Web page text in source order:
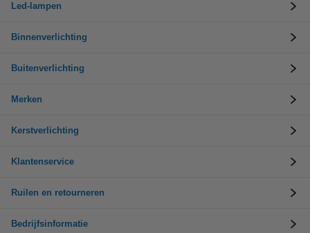
Led-lampen
Binnenverlichting
Buitenverlichting
Merken
Kerstverlichting
Klantenservice
Ruilen en retourneren
Bedrijfsinformatie